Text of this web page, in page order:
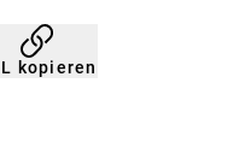
kopieren